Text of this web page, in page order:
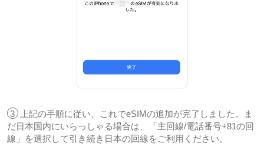
3
上記の手順に従い、これでeSIMの追加が完了しました。ま
だ日本国内にいらっしゃる場合は、「主回線/電話番号+81の回
線」を選択して引き続き日本の回線をご利用ください。